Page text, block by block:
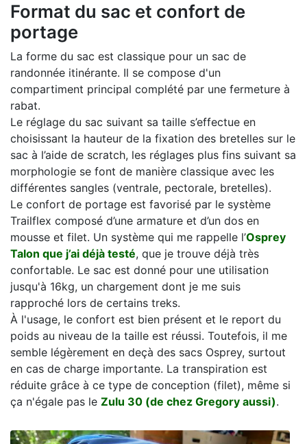
Format du sac et confort de
portage
La forme du sac est classique pour un sac de
randonnée itinérante. Il se compose d'un
compartiment principal complété par une fermeture à
rabat.
Le réglage du sac suivant sa taille s’effectue en
choisissant la hauteur de la fixation des bretelles sur le
sac à l’aide de scratch, les réglages plus fins suivant sa
morphologie se font de manière classique avec les
différentes sangles (ventrale, pectorale, bretelles).
Le confort de portage est favorisé par le système
Trailflex composé d’une armature et d’un dos en
mousse et filet. Un système qui me rappelle l’Osprey
Talon que j’ai déjà testé, que je trouve déjà très
confortable. Le sac est donné pour une utilisation
jusqu'à 16kg, un chargement dont je me suis
rapproché lors de certains treks.
À l'usage, le confort est bien présent et le report du
poids au niveau de la taille est réussi. Toutefois, il me
semble légèrement en deçà des sacs Osprey, surtout
en cas de charge importante. La transpiration est
réduite grâce à ce type de conception (filet), même si
ça n'égale pas le Zulu 30 (de chez Gregory aussi).